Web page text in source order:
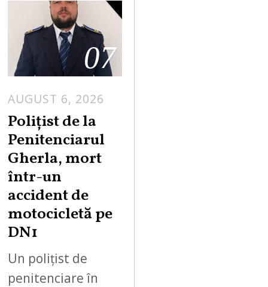
07
AUGUST 6, 2026
Polițist de la
Penitenciarul
Gherla, mort
într-un
accident de
motocicletă pe
DN1
Un polițist de
penitenciare în